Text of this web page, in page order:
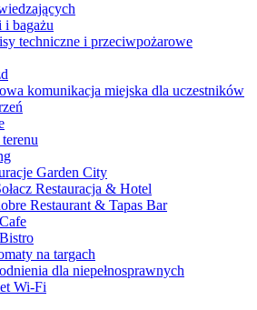
i bagażu
techniczne i przeciwpożarowe
komunikacja miejska dla uczestników
Garden City
Restauracja & Hotel
Restaurant & Tapas Bar
na targach
dla niepełnosprawnych
Wi-Fi